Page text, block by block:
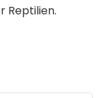
Reptilien.